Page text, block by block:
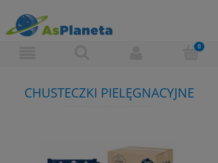
CHUSTECZKI PIELĘGNACYJNE